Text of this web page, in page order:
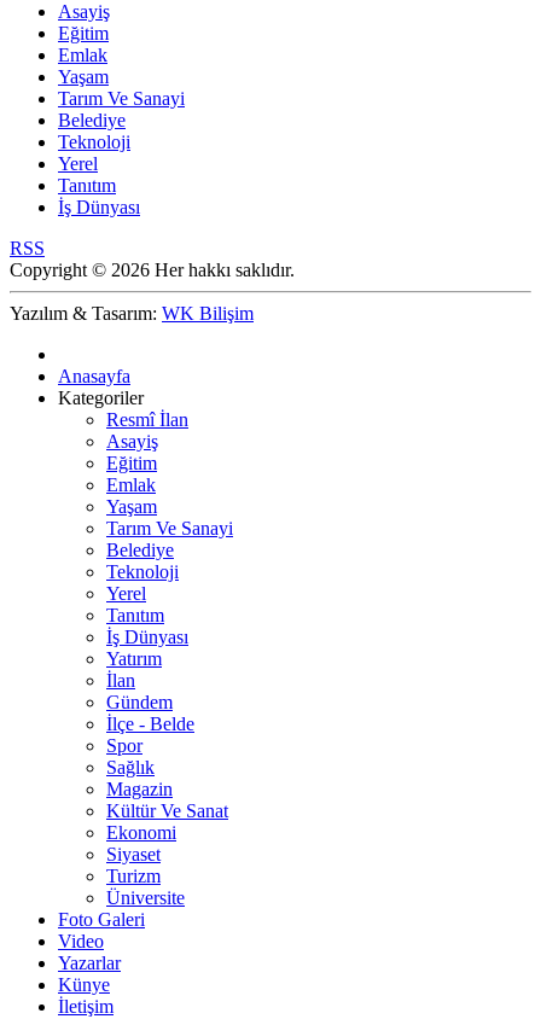
Asayiş
Eğitim
Emlak
Yaşam
Tarım Ve Sanayi
Belediye
Teknoloji
Yerel
Tanıtım
İş Dünyası
RSS
Copyright © 2026 Her hakkı saklıdır.
Yazılım & Tasarım: WK Bilişim
Anasayfa
Kategoriler
Resmî İlan
Asayiş
Eğitim
Emlak
Yaşam
Tarım Ve Sanayi
Belediye
Teknoloji
Yerel
Tanıtım
İş Dünyası
Yatırım
İlan
Gündem
İlçe - Belde
Spor
Sağlık
Magazin
Kültür Ve Sanat
Ekonomi
Siyaset
Turizm
Üniversite
Foto Galeri
Video
Yazarlar
Künye
İletişim